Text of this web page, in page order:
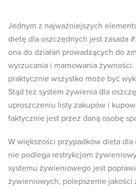
Jednym z najważniejszych
dietę dla oszczędnych jest zasada
ona do działań prowadzących do
wyrzucania i marnowania żywności.
praktycznie wszystko może być
Stąd też system żywienia dla
uproszczeniu listy zakupów i
faktycznie jest przez daną osobę
W większości przypadków dieta dla
nie podlega restrykcjom
systemu żywieniowego jest
żywieniowych, polepszenie jakości